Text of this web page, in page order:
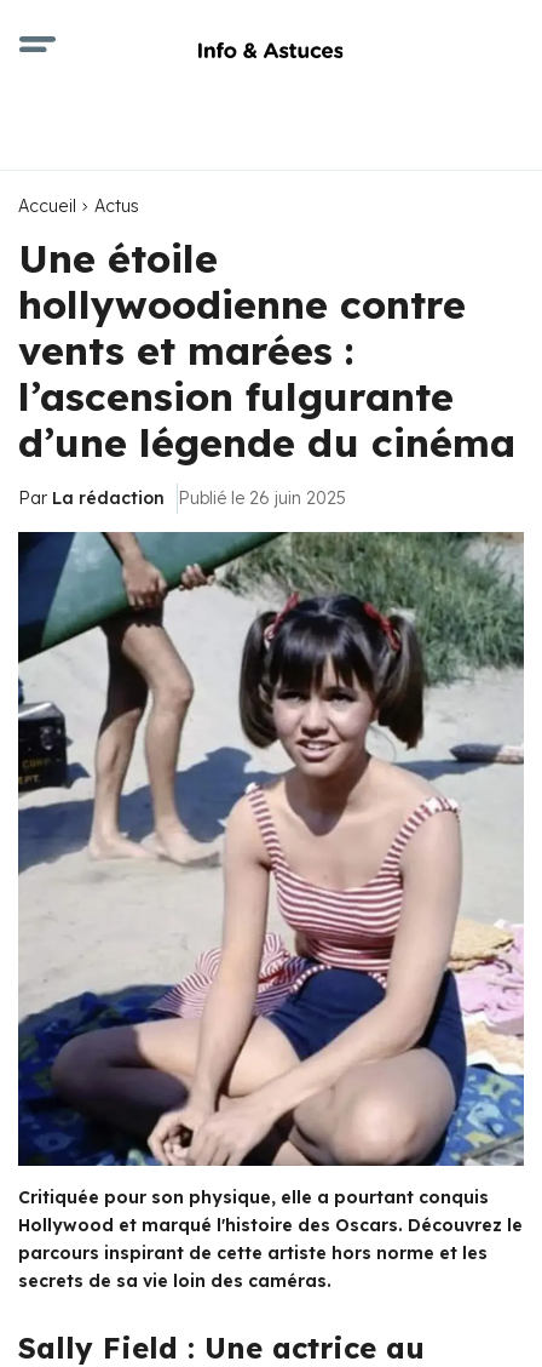
Accueil Actus
Une étoile
hollywoodienne contre
vents et marées :
l’ascension fulgurante
d’une légende du cinéma
Par La rédaction Publié le 26 juin 2025
Critiquée pour son physique, elle a pourtant conquis
Hollywood et marqué l'histoire des Oscars. Découvrez le
parcours inspirant de cette artiste hors norme et les
secrets de sa vie loin des caméras.
Sally Field : Une actrice au